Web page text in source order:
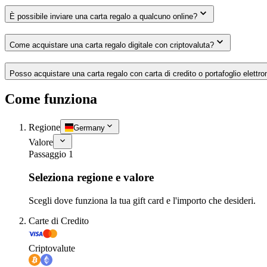
È possibile inviare una carta regalo a qualcuno online?
Come acquistare una carta regalo digitale con criptovaluta?
Posso acquistare una carta regalo con carta di credito o portafoglio
Come funziona
Regione Germany
Valore
Passaggio 1
Seleziona regione e valore
Scegli dove funziona la tua gift card e l'importo che desideri.
Carte di Credito
Criptovalute